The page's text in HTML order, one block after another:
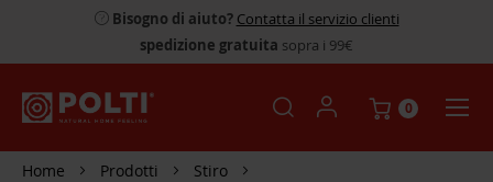
Bisogno di aiuto? Contatta il servizio clienti
spedizione gratuita sopra i 99€
0
Home Prodotti
Stiro